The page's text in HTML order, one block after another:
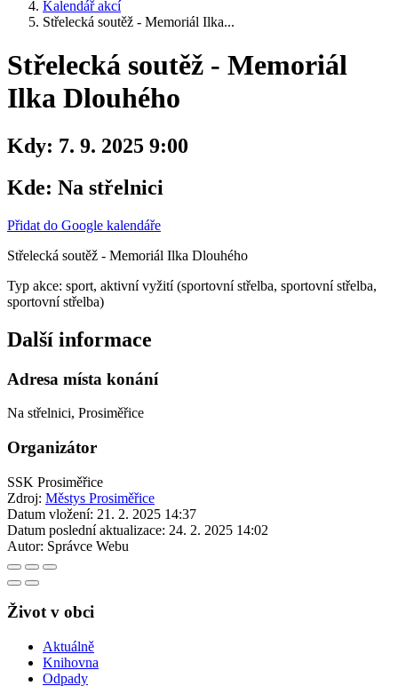
Kalendář akcí
Střelecká soutěž - Memoriál Ilka...
Střelecká soutěž - Memoriál
Ilka Dlouhého
Kdy: 7. 9. 2025 9:00
Kde: Na střelnici
Přidat do Google kalendáře
Střelecká soutěž - Memoriál Ilka Dlouhého
Typ akce: sport, aktivní vyžití (sportovní střelba, sportovní střelba,
sportovní střelba)
Další informace
Adresa místa konání
Na střelnici, Prosiměřice
Organizátor
SSK Prosiměřice
Zdroj: Městys Prosiměřice
Datum vložení: 21. 2. 2025 14:37
Datum poslední aktualizace: 24. 2. 2025 14:02
Autor: Správce Webu
Život v obci
Aktuálně
Knihovna
Odpady